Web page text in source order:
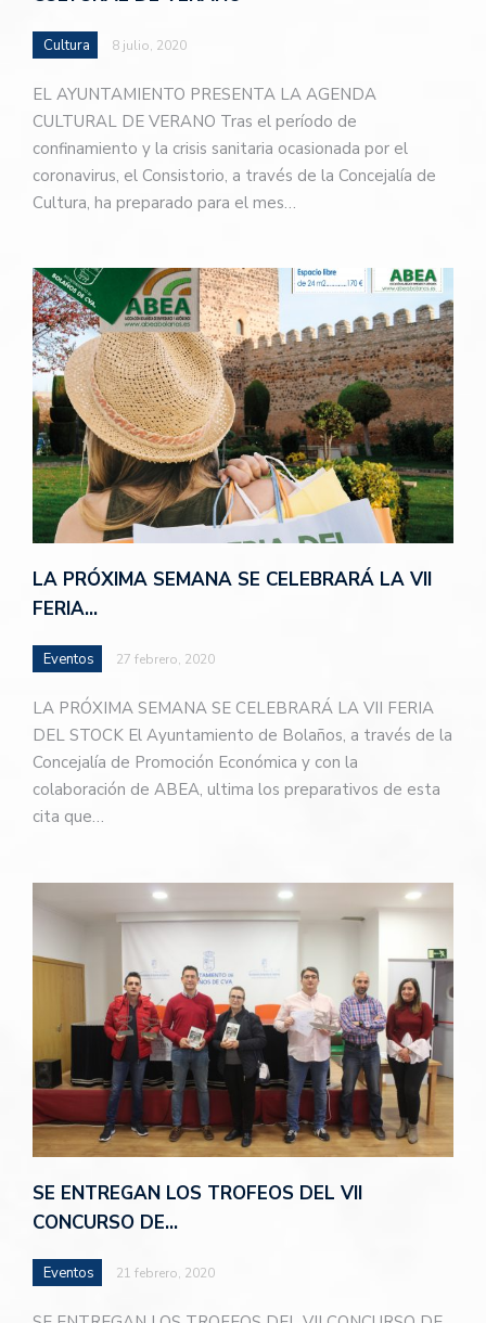
Cultura 8 julio, 2020
EL AYUNTAMIENTO PRESENTA LA AGENDA
CULTURAL DE VERANO Tras el período de
confinamiento y la crisis sanitaria ocasionada por el
coronavirus, el Consistorio, a través de la Concejalía de
Cultura, ha preparado para el mes…
LA PRÓXIMA SEMANA SE CELEBRARÁ LA VII
FERIA…
Eventos 27 febrero, 2020
LA PRÓXIMA SEMANA SE CELEBRARÁ LA VII FERIA
DEL STOCK El Ayuntamiento de Bolaños, a través de la
Concejalía de Promoción Económica y con la
colaboración de ABEA, ultima los preparativos de esta
cita que…
SE ENTREGAN LOS TROFEOS DEL VII
CONCURSO DE…
Eventos 21 febrero, 2020